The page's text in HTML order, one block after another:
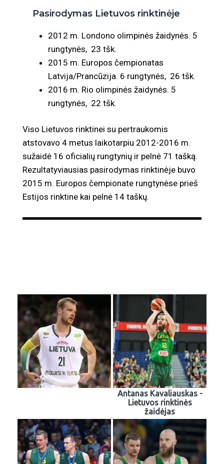
Pasirodymas Lietuvos rinktinėje
2012 m. Londono olimpinės žaidynės. 5
rungtynės, 23 tšk.
2015 m. Europos čempionatas
Latvija/Prancūzija. 6 rungtynės, 26 tšk.
2016 m. Rio olimpinės žaidynės. 5
rungtynės, 22 tšk.
Viso Lietuvos rinktinei su pertraukomis
atstovavo 4 metus laikotarpiu 2012-2016 m.
sužaidė 16 oficialių rungtynių ir pelnė 71 tašką.
Rezultatyviausias pasirodymas rinktinėje buvo
2015 m. Europos čempionate rungtynėse prieš
Estijos rinktine kai pelnė 14 taškų.
Antanas Kavaliauskas -
Lietuvos rinktinės
žaidėjas